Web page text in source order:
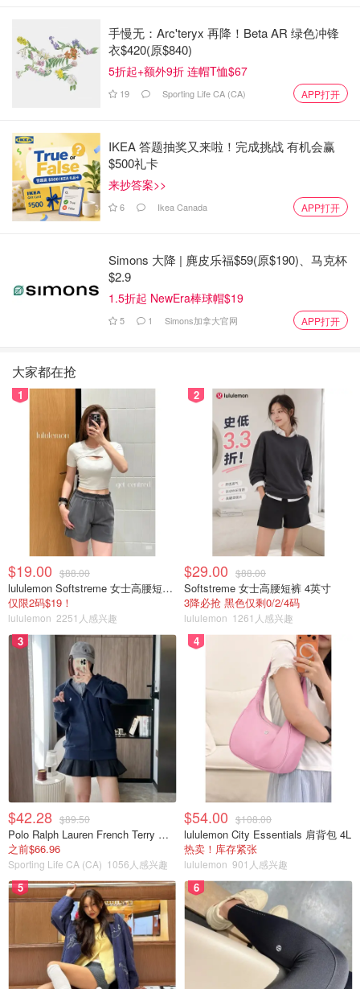
手慢无：Arc'teryx 再降！Beta AR 绿色冲锋
衣$420(原$840)
5折起+额外9折 连帽T恤$67
19 Sporting Life CA (CA) APP打开
IKEA 答题抽奖又来啦！完成挑战 有机会赢
$500礼卡
来抄答案>>
6 Ikea Canada APP打开
Simons 大降 | 麂皮乐福$59(原$190)、马克杯
$2.9
1.5折起 NewEra棒球帽$19
5 1 Simons加拿大官网 APP打开
大家都在抢
1
$19.00 $88.00
lululemon Softstreme 女士高腰短裤 10cm
仅限2码$19！
lululemon 2251人感兴趣
2
$29.00 $88.00
Softstreme 女士高腰短裤 4英寸
3降必抢 黑色仅剩0/2/4码
lululemon 1261人感兴趣
3
$42.28 $89.50
Polo Ralph Lauren French Terry 女童连帽卫衣 7-16码
之前$66.96
Sporting Life CA (CA) 1056人感兴趣
4
$54.00 $108.00
lululemon City Essentials 肩背包 4L
热卖！库存紧张
lululemon 901人感兴趣
5 6